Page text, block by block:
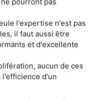
pourront pas
l'expertise n'est pas
il faut aussi être
et d'excellente
aucun de ces
l'efficience d'un